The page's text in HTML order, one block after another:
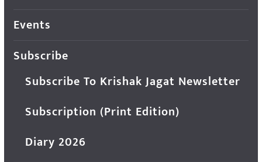
Events
Subscribe
Subscribe To Krishak Jagat Newsletter
Subscription (Print Edition)
Diary 2026